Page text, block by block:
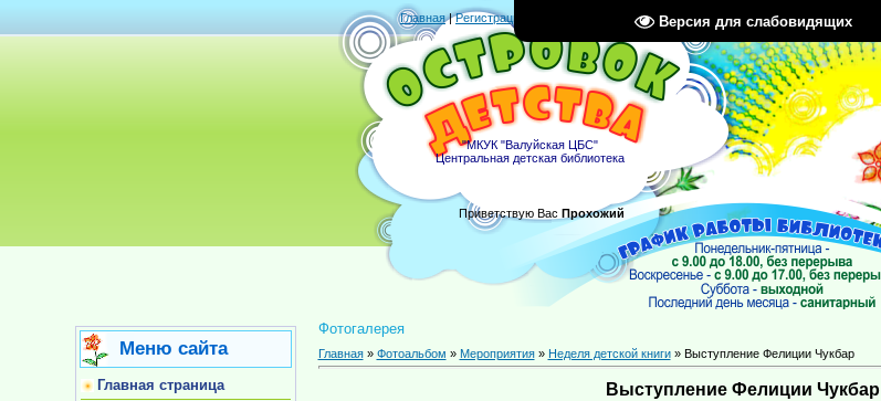
Версия для слабовидящих
Главная|Регистрация
"МКУК "Валуйская ЦБС"
Центральная детская библиотека
Приветствую Вас Прохожий
Меню сайта
Главная страница
Фотогалерея
Главная» Фотоальбом » Мероприятия» Неделя детской книги» Выступление Фелиции Чукбар
Выступление Фелиции Чукбар